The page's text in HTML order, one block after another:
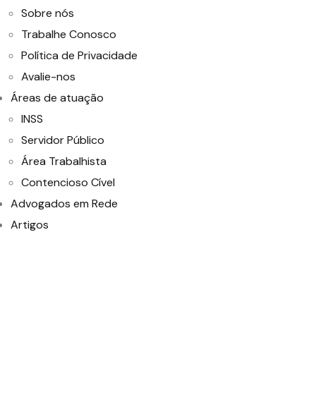
Sobre nós
Trabalhe Conosco
Política de Privacidade
Avalie-nos
Áreas de atuação
INSS
Servidor Público
Área Trabalhista
Contencioso Cível
Advogados em Rede
Artigos